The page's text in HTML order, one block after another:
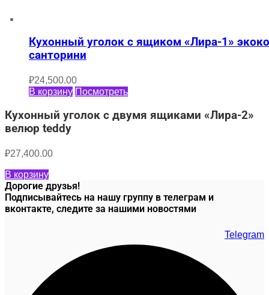
Кухонный уголок с ящиком «Лира-1»
санторини
₽24,500.00
В корзину Посмотреть
Кухонный уголок с двумя ящиками «Лира-2»
велюр teddy
₽27,400.00
В корзину
Дорогие друзья!
Подписывайтесь на нашу группу в телеграм и
вконтакте, следите за нашими новостями
Telegram